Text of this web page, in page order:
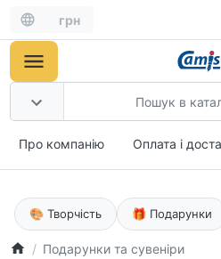
грн
Про компанію Оплата і
🎨 Творчість 🎁 Подарунки
Подарунки та сувеніри